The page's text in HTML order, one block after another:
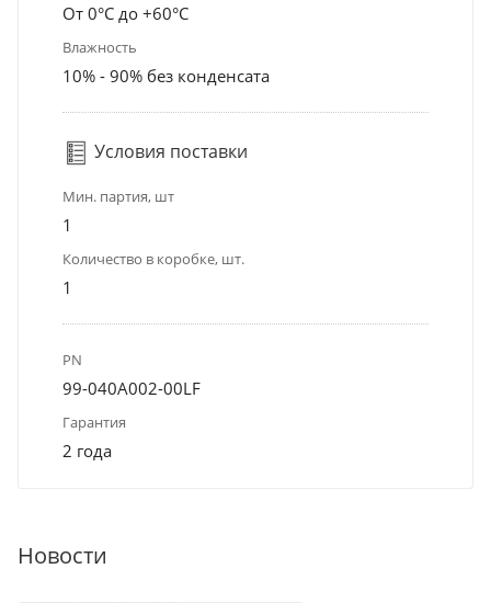
От 0°С до +60°С
Влажность
10% - 90% без конденсата
Условия поставки
Мин. партия, шт
1
Количество в коробке, шт.
1
PN
99-040A002-00LF
Гарантия
2 года
Новости